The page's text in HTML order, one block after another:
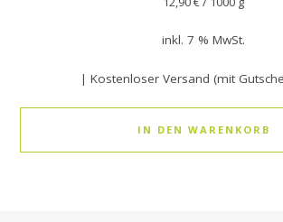
inkl. 7 % MwSt.
| Kostenloser Versand (mit
IN DEN WARENKORB